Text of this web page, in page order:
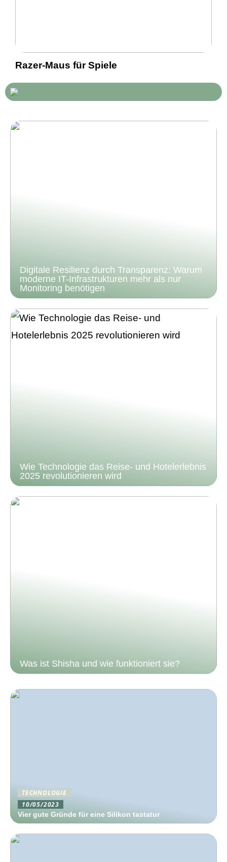
Razer-Maus für Spiele
Digitale Resilienz durch Transparenz: Warum
moderne IT-Infrastrukturen mehr als nur
Monitoring benötigen
Wie Technologie das Reise- und Hotelerlebnis
2025 revolutionieren wird
Was ist Shisha und wie funktioniert sie?
TECHNOLOGIE
10/05/2023
Vier gute Gründe für eine Silikon tastatur